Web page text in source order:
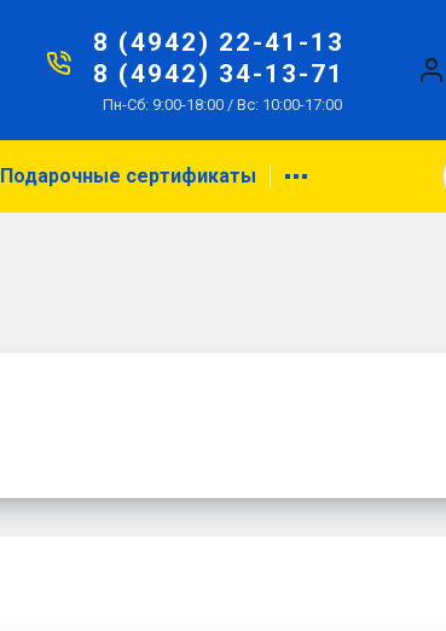
8 (4942) 22-41-13
8 (4942) 34-13-71
Пн-Сб: 9:00-18:00 / Вс: 10:00-17:00
Подарочные сертификаты